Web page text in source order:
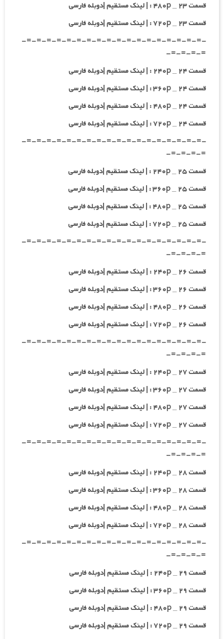
قسمت ۲۳ _ ۴۸۰p : | لینک مستقیم |دوبله فارسی
قسمت ۲۳ _ ۷۲۰p : | لینک مستقیم |دوبله فارسی
-=-=-=-=-=-=-=-=-=-=-=-=-=-=-=-=-=-=-
=-=-=-=-
قسمت ۲۴ _ ۲۴۰p : | لینک مستقیم |دوبله فارسی
قسمت ۲۴ _ ۳۶۰p : | لینک مستقیم |دوبله فارسی
قسمت ۲۴ _ ۴۸۰p : | لینک مستقیم |دوبله فارسی
قسمت ۲۴ _ ۷۲۰p : | لینک مستقیم |دوبله فارسی
-=-=-=-=-=-=-=-=-=-=-=-=-=-=-=-=-=-=-
=-=-=-=-
قسمت ۲۵ _ ۲۴۰p : | لینک مستقیم |دوبله فارسی
قسمت ۲۵ _ ۳۶۰p : | لینک مستقیم |دوبله فارسی
قسمت ۲۵ _ ۴۸۰p : | لینک مستقیم |دوبله فارسی
قسمت ۲۵ _ ۷۲۰p : | لینک مستقیم |دوبله فارسی
-=-=-=-=-=-=-=-=-=-=-=-=-=-=-=-=-=-=-
=-=-=-=-
قسمت ۲۶ _ ۲۴۰p : | لینک مستقیم |دوبله فارسی
قسمت ۲۶ _ ۳۶۰p : | لینک مستقیم |دوبله فارسی
قسمت ۲۶ _ ۴۸۰p : | لینک مستقیم |دوبله فارسی
قسمت ۲۶ _ ۷۲۰p : | لینک مستقیم |دوبله فارسی
-=-=-=-=-=-=-=-=-=-=-=-=-=-=-=-=-=-=-
=-=-=-=-
قسمت ۲۷ _ ۲۴۰p : | لینک مستقیم |دوبله فارسی
قسمت ۲۷ _ ۳۶۰p : | لینک مستقیم |دوبله فارسی
قسمت ۲۷ _ ۴۸۰p : | لینک مستقیم |دوبله فارسی
قسمت ۲۷ _ ۷۲۰p : | لینک مستقیم |دوبله فارسی
-=-=-=-=-=-=-=-=-=-=-=-=-=-=-=-=-=-=-
=-=-=-=-
قسمت ۲۸ _ ۲۴۰p : | لینک مستقیم |دوبله فارسی
قسمت ۲۸ _ ۳۶۰p : | لینک مستقیم |دوبله فارسی
قسمت ۲۸ _ ۴۸۰p : | لینک مستقیم |دوبله فارسی
قسمت ۲۸ _ ۷۲۰p : | لینک مستقیم |دوبله فارسی
-=-=-=-=-=-=-=-=-=-=-=-=-=-=-=-=-=-=-
=-=-=-=-
قسمت ۲۹ _ ۲۴۰p : | لینک مستقیم |دوبله فارسی
قسمت ۲۹ _ ۳۶۰p : | لینک مستقیم |دوبله فارسی
قسمت ۲۹ _ ۴۸۰p : | لینک مستقیم |دوبله فارسی
قسمت ۲۹ _ ۷۲۰p : | لینک مستقیم |دوبله فارسی